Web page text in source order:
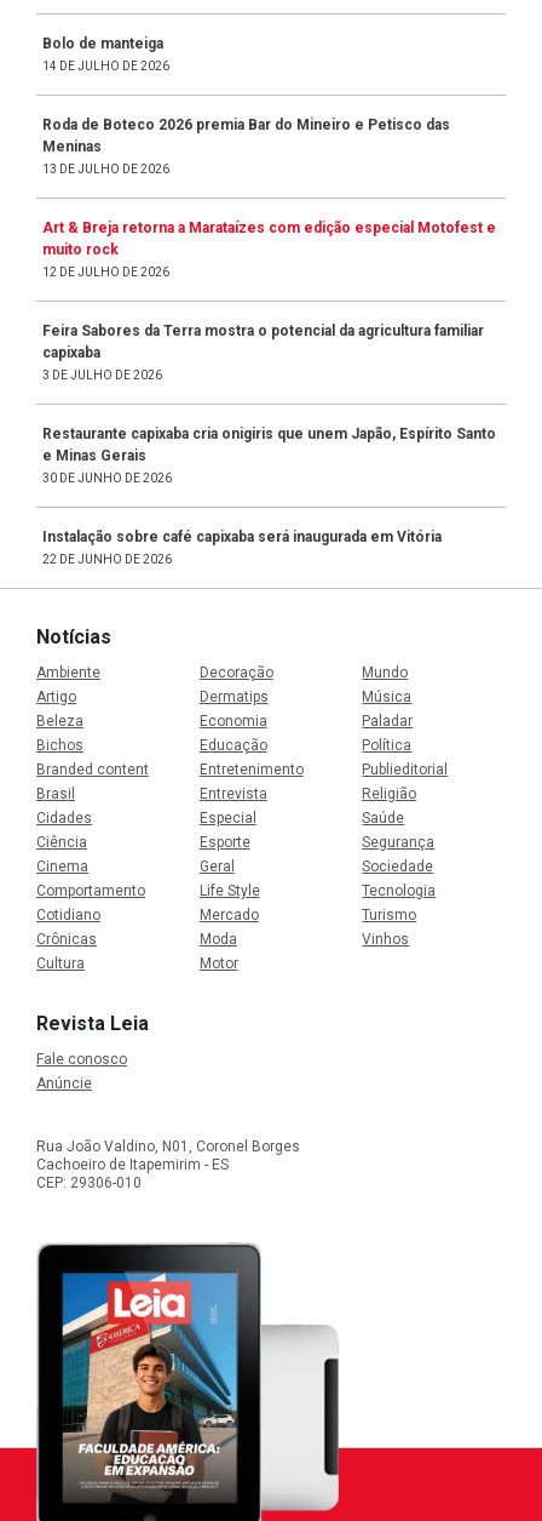
Bolo de manteiga
14 DE JULHO DE 2026
Roda de Boteco 2026 premia Bar do Mineiro e Petisco das
Meninas
13 DE JULHO DE 2026
Art & Breja retorna a Marataízes com edição especial Motofest e
muito rock
12 DE JULHO DE 2026
Feira Sabores da Terra mostra o potencial da agricultura familiar
capixaba
3 DE JULHO DE 2026
Restaurante capixaba cria onigiris que unem Japão, Espírito Santo
e Minas Gerais
30 DE JUNHO DE 2026
Instalação sobre café capixaba será inaugurada em Vitória
22 DE JUNHO DE 2026
Notícias
Ambiente
Artigo
Beleza
Bichos
Branded content
Brasil
Cidades
Ciência
Cinema
Comportamento
Cotidiano
Crônicas
Cultura
Decoração
Dermatips
Economia
Educação
Entretenimento
Entrevista
Especial
Esporte
Geral
Life Style
Mercado
Moda
Motor
Mundo
Música
Paladar
Política
Publieditorial
Religião
Saúde
Segurança
Sociedade
Tecnologia
Turismo
Vinhos
Revista Leia
Fale conosco
Anúncie
Rua João Valdino, N01, Coronel Borges
Cachoeiro de Itapemirim - ES
CEP: 29306-010